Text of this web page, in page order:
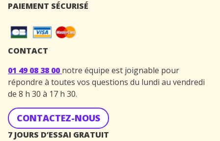
PAIEMENT SÉCURISÉ
CONTACT
01 49 08 38 00 notre équipe est joignable pour
répondre à toutes vos questions du lundi au vendredi
de 8 h 30 à 17 h 30.
CONTACTEZ-NOUS
7 JOURS D’ESSAI GRATUIT